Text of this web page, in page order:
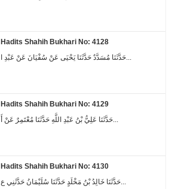
Hadits Shahih Bukhari No: 4128
حَدَّثَنَا مُسَدَّدٌ حَدَّثَنَا يَحْيَى عَنْ سُفْيَانَ عَنْ عَبْدِ ا...
Hadits Shahih Bukhari No: 4129
Hadits Shahih Bukhari No: 4130